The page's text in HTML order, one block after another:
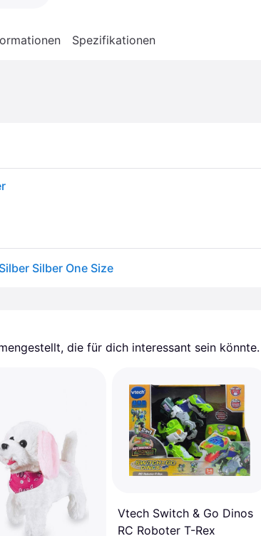
Spezifikationen
Silber One Size
die für dich interessant sein könnte.
Vtech Switch & Go Dinos
RC Roboter T-Rex